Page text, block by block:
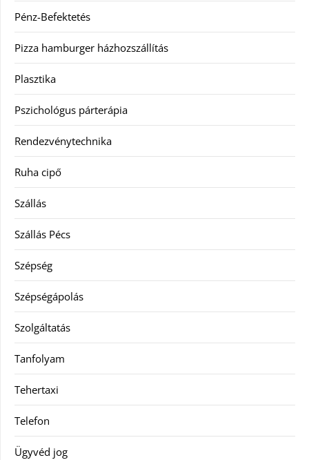
Pénz-Befektetés
Pizza hamburger házhozszállítás
Plasztika
Pszichológus párterápia
Rendezvénytechnika
Ruha cipő
Szállás
Szállás Pécs
Szépség
Szépségápolás
Szolgáltatás
Tanfolyam
Tehertaxi
Telefon
Ügyvéd jog